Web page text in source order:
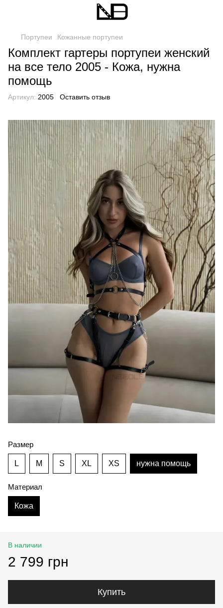
Портупеи Кожанные портупеи
Комплект гартеры портупеи женский
на все тело 2005 - Кожа, нужна
помощь
Артикул: 2005 Оставить отзыв
Размер
L M S XL XS нужна помощь
Материал
Кожа
В наличии
2 799 грн
Купить